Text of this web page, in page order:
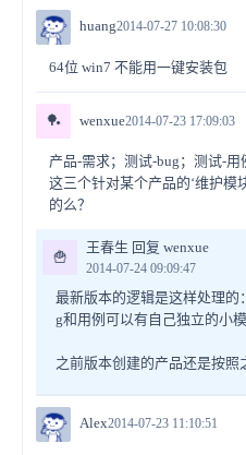
huang2014-07-27 10:08:30
64位 win7 不能用一键安装包
🏓 wenxue2014-07-23 17:09:03
产品-需求；测试-bug；测试-用
这三个针对某个产品的‘维护模
的么？
🍟
王春生 回复 wenxue
2014-07-24 09:09:47
最新版本的逻辑是这样处理的
g和用例可以有自己独立的小模
之前版本创建的产品还是按照
Alex2014-07-23 11:10:51